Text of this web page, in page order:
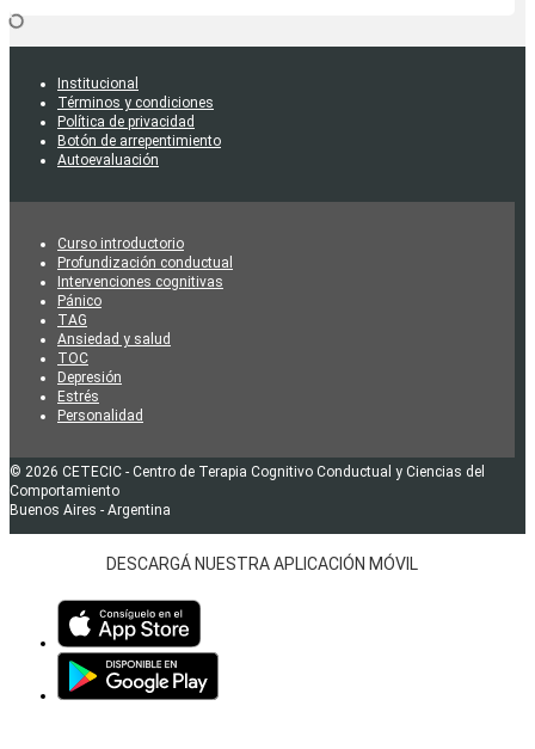
Institucional
Términos y condiciones
Política de privacidad
Botón de arrepentimiento
Autoevaluación
Curso introductorio
Profundización conductual
Intervenciones cognitivas
Pánico
TAG
Ansiedad y salud
TOC
Depresión
Estrés
Personalidad
© 2026 CETECIC - Centro de Terapia Cognitivo Conductual y Ciencias del
Comportamiento
Buenos Aires - Argentina
DESCARGÁ NUESTRA APLICACIÓN MÓVIL